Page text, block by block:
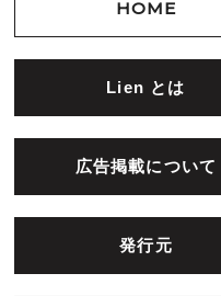
HOME
Lien とは
広告掲載について
発行元